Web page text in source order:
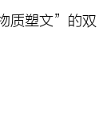
质塑文”的双